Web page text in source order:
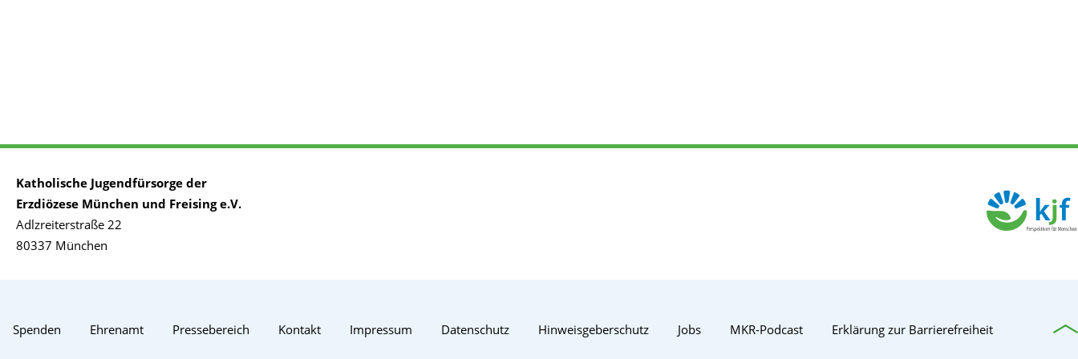
Katholische Jugendfürsorge der
Erzdiözese München und Freising e.V.
Adlzreiterstraße 22
80337 München
Spenden Ehrenamt Pressebereich Kontakt Impressum Datenschutz Hinweisgeberschutz Jobs MKR-Podcast Erklärung zur Barrierefreiheit